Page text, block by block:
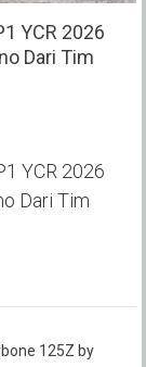
YCR 2026
Dari Tim
YCR 2026
Dari Tim
125Z by